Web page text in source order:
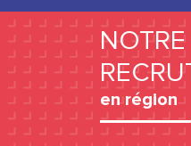
NOTRE
en région